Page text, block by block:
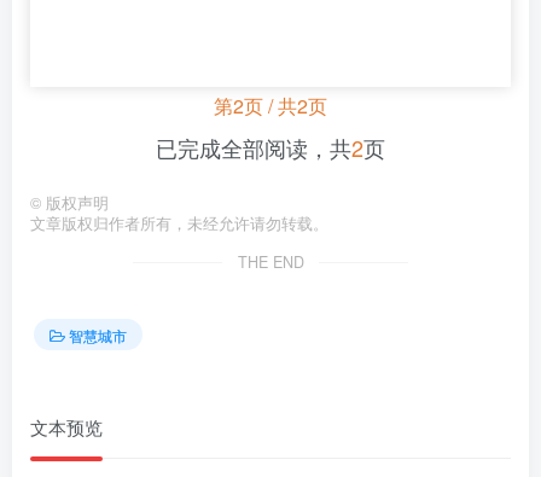
第2页 / 共2页
已完成全部阅读，共2页
© 版权声明
文章版权归作者所有，未经允许请勿转载。
THE END
智慧城市
文本预览